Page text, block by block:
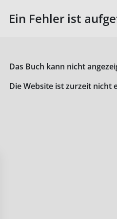
Ein Fehler ist
Das Buch kann nicht
Die Website ist zurzeit nicht